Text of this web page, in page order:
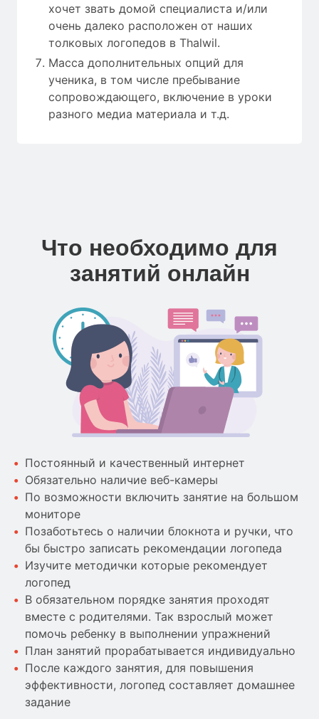
хочет звать домой специалиста и/или
очень далеко расположен от наших
толковых логопедов в Thalwil.
Масса дополнительных опций для
ученика, в том числе пребывание
сопровождающего, включение в уроки
разного медиа материала и т.д.
Что необходимо для
занятий онлайн
Постоянный и качественный интернет
Обязательно наличие веб-камеры
По возможности включить занятие на большом
мониторе
Позаботьтесь о наличии блокнота и ручки, что
бы быстро записать рекомендации логопеда
Изучите методички которые рекомендует
логопед
В обязательном порядке занятия проходят
вместе с родителями. Так взрослый может
помочь ребенку в выполнении упражнений
План занятий прорабатывается индивидуально
После каждого занятия, для повышения
эффективности, логопед составляет домашнее
задание